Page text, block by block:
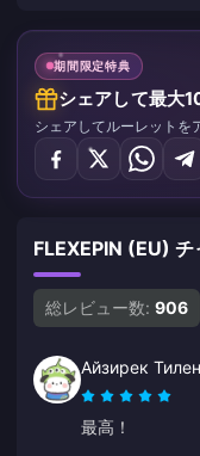
期間限定特典
シェアして最大
シェアしてルーレットを
FLEXEPIN (EU)
総レビュー数: 906
Айзирек
最高！